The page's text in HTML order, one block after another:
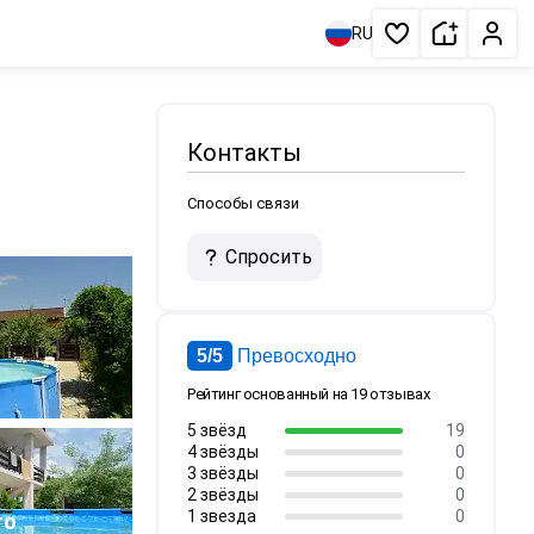
RU Избранное
Сдать
Контакты
Способы связи
Спросить
5/5 Превосходно
Рейтинг основанный на 19 отзывах
5 звёзд
19
4 звёзды
0
3 звёзды
0
2 звёзды
0
1 звезда
0